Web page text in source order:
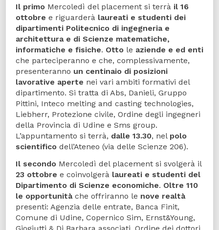
Il primo Mercoledì del placement si terrà il 16
ottobre e riguarderà laureati e studenti dei
dipartimenti Politecnico di ingegneria e
architettura e di Scienze matematiche,
informatiche e fisiche. Otto le aziende e ed enti
che parteciperanno e che, complessivamente,
presenteranno un centinaio di posizioni
lavorative aperte nei vari ambiti formativi del
dipartimento. Si tratta di Abs, Danieli, Gruppo
Pittini, Inteco melting and casting technologies,
Liebherr, Protezione civile, Ordine degli ingegneri
della Provincia di Udine e Sms group.
L’appuntamento si terrà, dalle 13.30, nel polo
scientifico dell’Ateneo (via delle Scienze 206).
Il secondo Mercoledì del placement si svolgerà il
23 ottobre e coinvolgerà laureati e studenti del
Dipartimento di Scienze economiche. Oltre 110
le opportunitàche offriranno le nove realtà
presenti: Agenzia delle entrate, Banca Finit,
Comune di Udine, Copernico Sim, Ernst&Young,
Giogiutti & Di Barbara associati, Ordine dei dottori